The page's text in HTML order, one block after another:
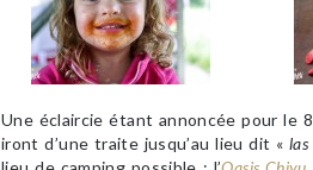
Une éclaircie étant annoncée pour le
iront d’une traite jusqu’au lieu dit «las